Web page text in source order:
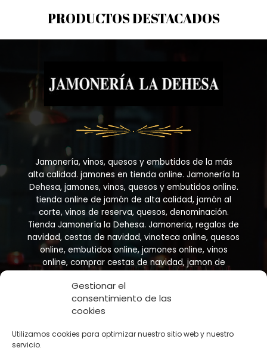
Gestionar el
consentimiento de las
cookies
Utilizamos cookies para optimizar nuestro sitio web y nuestro
servicio.
PRODUCTOS DESTACADOS
Jamonería, vinos, quesos y embutidos de la más
alta calidad. jamones en tienda online. Jamonería la
Dehesa, jamones, vinos, quesos y embutidos online.
tienda online de jamón de alta calidad, jamón al
corte, vinos de reserva, quesos, denominación.
Tienda Jamonería la Dehesa. Jamoneria, regalos de
navidad, cestas de navidad, vinoteca online, quesos
online, embutidos online, jamones online, vinos
online, comprar cestas de navidad, jamon de